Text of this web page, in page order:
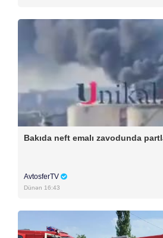
Bakıda neft emalı zavodunda
AvtosferTV
Dünən 16:43